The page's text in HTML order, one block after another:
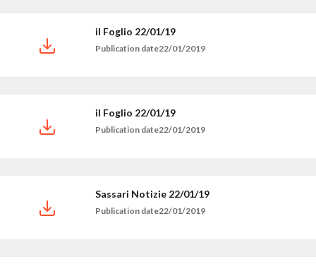
il Foglio 22/01/19
Publication date22/01/2019
il Foglio 22/01/19
Publication date22/01/2019
Sassari Notizie 22/01/19
Publication date22/01/2019